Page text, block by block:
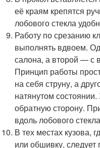
её краям крепятся
лобового стекла
Работу по срезанию
выполнять вдвоем.
салона, а второй —
Принцип работы
на себя струну, а
натянутом
обратную сторону.
вдоль лобового
В тех местах кузова,
или обшивку, следует